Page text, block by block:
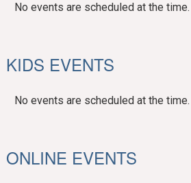
No events are scheduled at the time.
KIDS EVENTS
No events are scheduled at the time.
ONLINE EVENTS